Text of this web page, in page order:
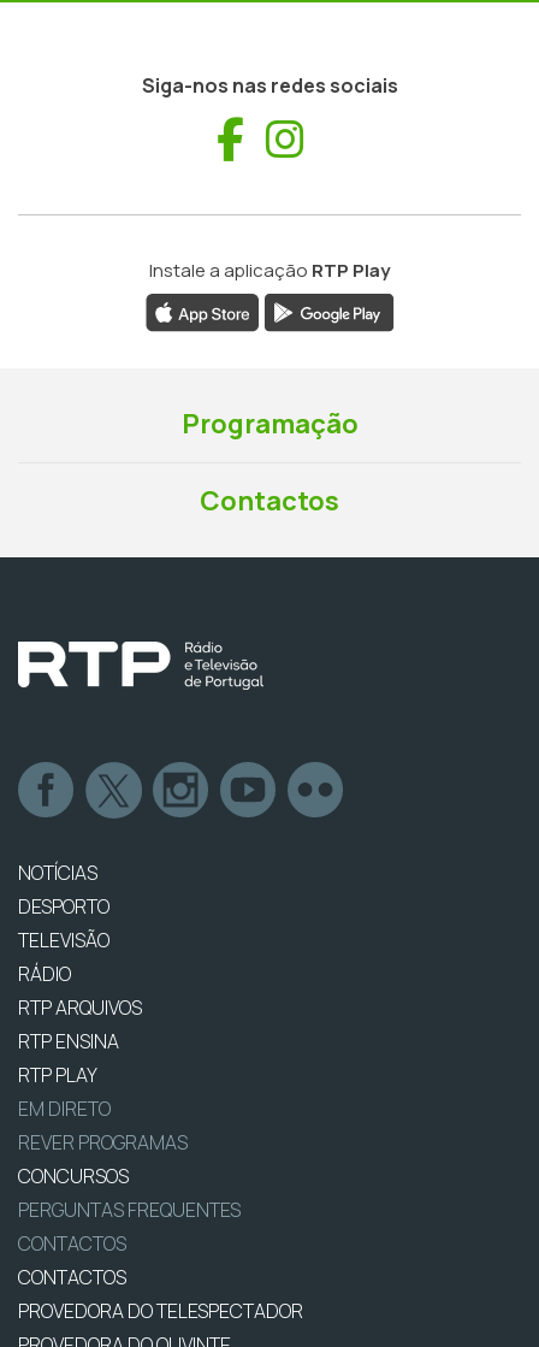
Siga-nos nas redes sociais
Facebook
Instale a aplicação RTP Play
Programação
Contactos
NOTÍCIAS
DESPORTO
TELEVISÃO
RÁDIO
RTP ARQUIVOS
RTP ENSINA
RTP PLAY
EM DIRETO
REVER PROGRAMAS
CONCURSOS
PERGUNTAS FREQUENTES
CONTACTOS
CONTACTOS
PROVEDORA DO TELESPECTADOR